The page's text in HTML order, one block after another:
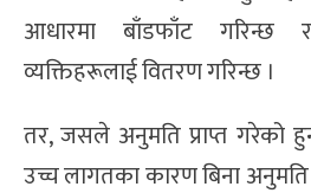
आधारमा बाँडफाँट गरिन्छ र
व्यक्तिहरूलाई वितरण गरिन्छ ।
तर, जसले अनुमति प्राप्त गरेको
उच्च लागतका कारण बिना अनुमति